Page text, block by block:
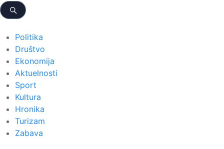
Politika
Društvo
Ekonomija
Aktuelnosti
Sport
Kultura
Hronika
Turizam
Zabava